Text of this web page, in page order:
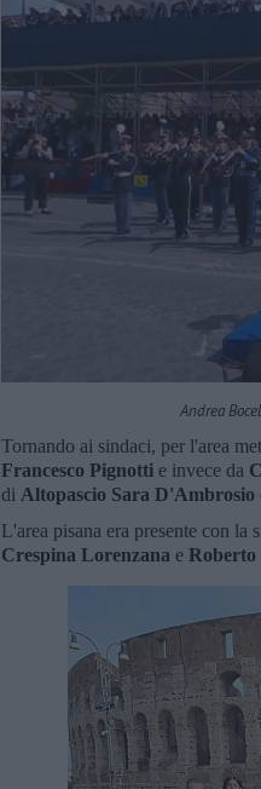
Andrea
Tornando ai sindaci, per l'area
Francesco Pignotti e invece da
di Altopascio Sara D'Ambrosio
L'area pisana era presente con la
Crespina Lorenzana e Roberto